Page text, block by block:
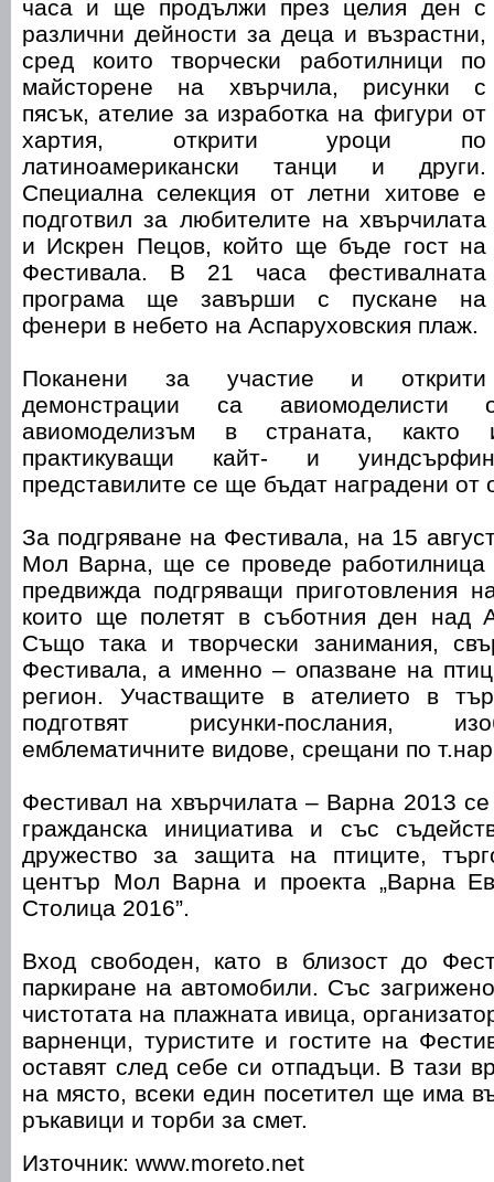
часа и ще продължи през целия ден с
различни дейности за деца и възрастни,
сред които творчески работилници по
майсторене на хвърчила, рисунки с
пясък, ателие за изработка на фигури от
хартия, открити уроци по
латиноамерикански танци и други.
Специална селекция от летни хитове е
подготвил за любителите на хвърчилата
и Искрен Пецов, който ще бъде гост на
Фестивала. В 21 часа фестивалната
програма ще завърши с пускане на
фенери в небето на Аспаруховския плаж.
Поканени за участие и открити
демонстрации са авиомоделисти
авиомоделизъм в страната, както
практикуващи кайт- и
представилите се ще бъдат наградени от
За подгряване на Фестивала, на 15
Мол Варна, ще се проведе работилница
предвижда подгряващи приготовления
които ще полетят в съботния ден над
Също така и творчески занимания,
Фестивала, а именно – опазване на
регион. Участващите в ателието в
подготвят рисунки-послания,
емблематичните видове, срещани по
Фестивал на хвърчилата – Варна 2013
гражданска инициатива и със
дружество за защита на птиците,
център Мол Варна и проекта „Варна
Столица 2016”.
Вход свободен, като в близост до
паркиране на автомобили. Със
чистотата на плажната ивица,
варненци, туристите и гостите на
оставят след себе си отпадъци. В тази
на място, всеки един посетител ще има
ръкавици и торби за смет.
Източник: www.moreto.net